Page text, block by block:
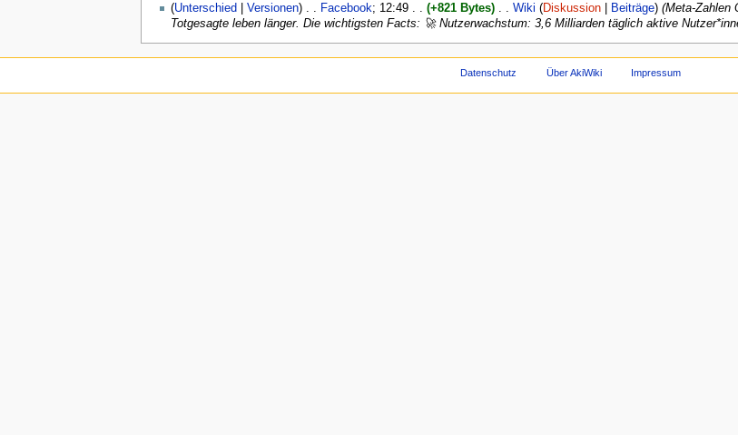
(Unterschied Versionen) . . Facebook‎; 12:49 . . (+821 Bytes). . Wiki (Diskussion| Beiträge) (Meta-Zahlen
Totgesagte leben länger. Die wichtigsten Facts: 🚀 Nutzerwachstum: 3,6 Milliarden täglich aktive
Datenschutz Über AkiWiki Impressum